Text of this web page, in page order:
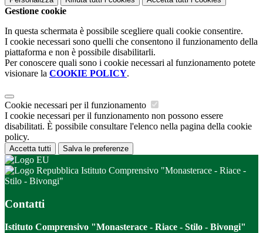
Gestione cookie
In questa schermata è possibile scegliere quali cookie consentire.
I cookie necessari sono quelli che consentono il funzionamento della
piattaforma e non è possibile disabilitarli.
Per conoscere quali sono i cookie necessari al funzionamento potete
visionare la COOKIE POLICY.
Cookie necessari per il funzionamento
I cookie necessari per il funzionamento non possono essere
disabilitati. È possibile consultare l'elenco nella pagina della cookie
policy.
Accetta tutti Salva le preferenze
Istituto Comprensivo "Monasterace - Riace -
Stilo - Bivongi"
Contatti
Istituto Comprensivo "Monasterace - Riace - Stilo - Bivongi"